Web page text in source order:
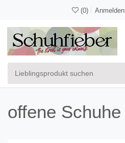
(0) Anmelden
offene Schuhe